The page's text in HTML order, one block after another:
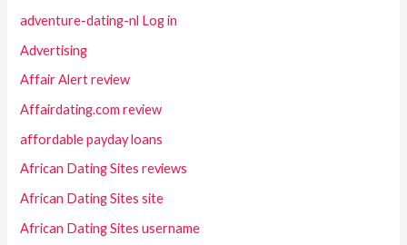
adventure-dating-nl Log in
Advertising
Affair Alert review
Affairdating.com review
affordable payday loans
African Dating Sites reviews
African Dating Sites site
African Dating Sites username